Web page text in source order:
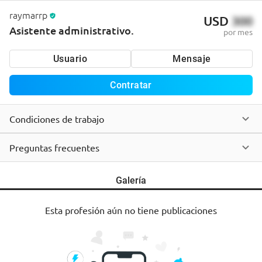
raymarrp
Asistente administrativo.
USD 300
por mes
Usuario Mensaje
Contratar
Condiciones de trabajo
Preguntas frecuentes
Galería
Esta profesión aún no tiene publicaciones